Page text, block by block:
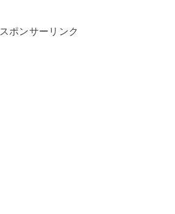
スポンサーリンク